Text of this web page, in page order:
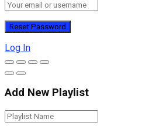
Log In
Add New Playlist